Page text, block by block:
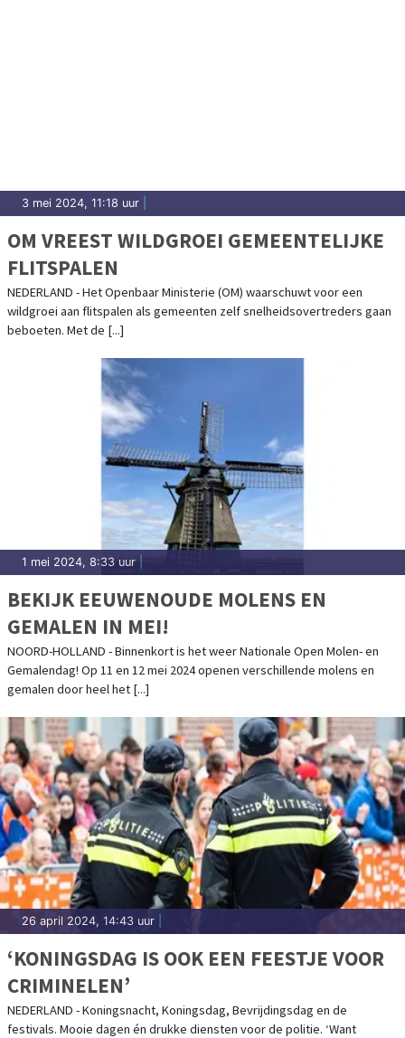
3 mei 2024, 11:18 uur
OM VREEST WILDGROEI GEMEENTELIJKE
FLITSPALEN
NEDERLAND - Het Openbaar Ministerie (OM) waarschuwt voor een
wildgroei aan flitspalen als gemeenten zelf snelheidsovertreders gaan
beboeten. Met de [...]
1 mei 2024, 8:33 uur
BEKIJK EEUWENOUDE MOLENS EN
GEMALEN IN MEI!
NOORD-HOLLAND - Binnenkort is het weer Nationale Open Molen- en
Gemalendag! Op 11 en 12 mei 2024 openen verschillende molens en
gemalen door heel het [...]
26 april 2024, 14:43 uur
‘KONINGSDAG IS OOK EEN FEESTJE VOOR
CRIMINELEN’
NEDERLAND - Koningsnacht, Koningsdag, Bevrijdingsdag en de
festivals. Mooie dagen én drukke diensten voor de politie. ‘Want